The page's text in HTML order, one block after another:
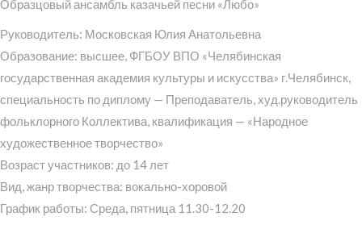
Образцовый ансамбль казачьей песни «Любо»
Руководитель: Московская Юлия Анатольевна
Образование: высшее, ФГБОУ ВПО «Челябинская
государственная академия культуры и искусства» г.Челябинск,
специальность по диплому — Преподаватель, худ.руководитель
фольклорного Коллектива, квалификация — «Народное
художественное творчество»
Возраст участников: до 14 лет
Вид, жанр творчества: вокально-хоровой
График работы: Среда, пятница 11.30-12.20